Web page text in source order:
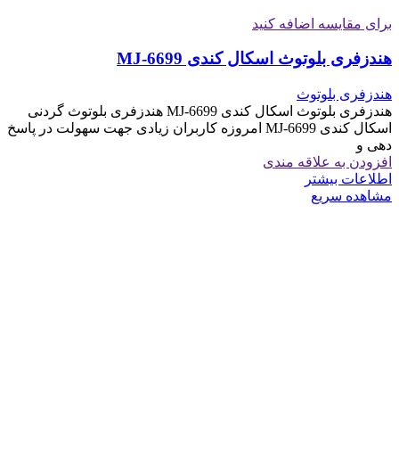
برای مقایسه اضافه کنید
هندزفری بلوتوث اسکال کندی MJ-6699
هندزفری بلوتوث
هندزفری بلوتوث اسکال کندی MJ-6699 هندزفری بلوتوث گردنی
اسکال کندی MJ-6699 امروزه کاربران زیادی جهت سهولت در پاسخ
دهی و
افزودن به علاقه مندی
اطلاعات بیشتر
مشاهده سریع